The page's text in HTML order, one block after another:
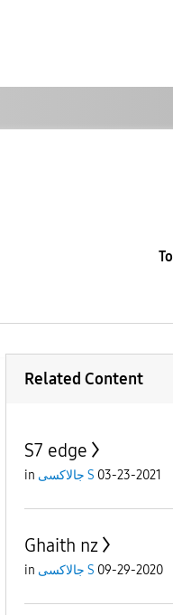
Related Content
S7 edge
in جالاكسى S 03-23-2021
Ghaith nz
in جالاكسى S 09-29-2020